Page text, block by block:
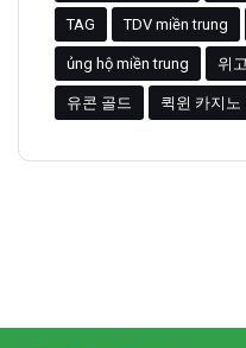
TAG TDV miền trung
ủng hộ miền trung 위
유콘 골드 퀵윈 카지노